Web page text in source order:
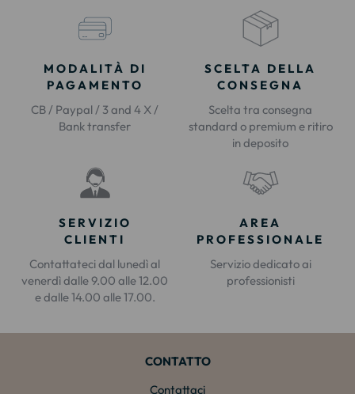
MODALITÀ DI
PAGAMENTO
CB / Paypal / 3 and 4 X /
Bank transfer
SCELTA DELLA
CONSEGNA
Scelta tra consegna
standard o premium e ritiro
in deposito
SERVIZIO
CLIENTI
Contattateci dal lunedì al
venerdì dalle 9.00 alle 12.00
e dalle 14.00 alle 17.00.
AREA
PROFESSIONALE
Servizio dedicato ai
professionisti
CONTATTO
Contattaci